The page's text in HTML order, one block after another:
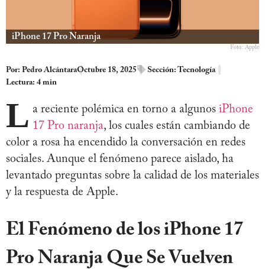
iPhone 17 Pro Naranja
Foto: Apple
Por: Pedro AlcántaraOctubre 18, 2025 Sección: Tecnología
Lectura: 4 min
L a reciente polémica en torno a algunos iPhone
17 Pro naranja, los cuales están cambiando de
color a rosa ha encendido la conversación en redes
sociales. Aunque el fenómeno parece aislado, ha
levantado preguntas sobre la calidad de los materiales
y la respuesta de Apple.
El Fenómeno de los iPhone 17
Pro Naranja Que Se Vuelven